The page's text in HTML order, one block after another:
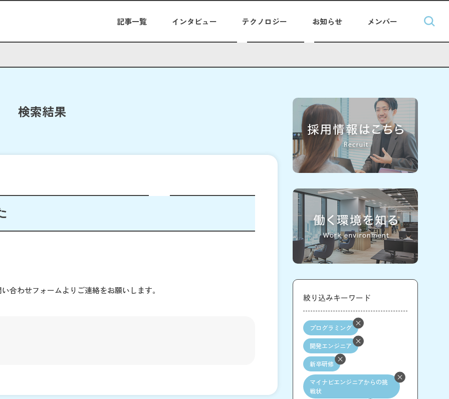
記事一覧 インタビュー テクノロジー お知らせ メンバー
検索結果
合わせフォームよりご連絡をお願いします。
絞り込みキーワード
プログラミング
開発エンジニア
新卒研修
マイナビエンジニアからの挑
戦状